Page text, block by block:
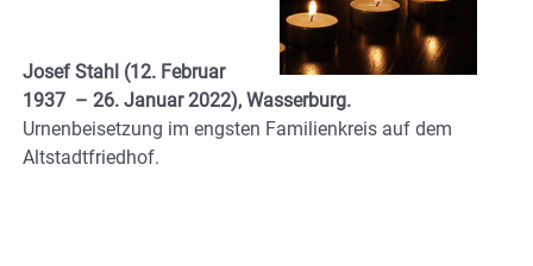
Josef Stahl (12. Februar
1937 – 26. Januar 2022), Wasserburg.
Urnenbeisetzung im engsten Familienkreis auf dem
Altstadtfriedhof.